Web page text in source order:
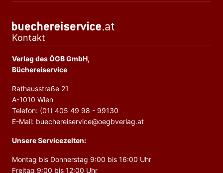
Kontakt
Verlag des ÖGB GmbH,
Büchereiservice
Rathausstraße 21
A-1010 Wien
Telefon: (01) 405 49 98 - 99130
E-Mail: buechereiservice@oegbverlag.at
Unsere Servicezeiten:
Montag bis Donnerstag 9:00 bis 16:00 Uhr
Freitag 9:00 bis 12:00 Uhr